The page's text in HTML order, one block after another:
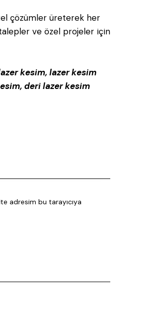
çözümler üreterek her
ve özel projeler için
kesim, lazer kesim
deri lazer kesim
adresim bu tarayıcıya